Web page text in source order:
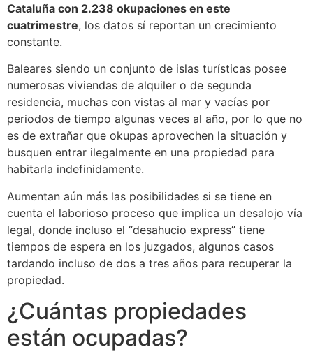
Cataluña con 2.238 okupaciones en este
cuatrimestre, los datos sí reportan un crecimiento
constante.
Baleares siendo un conjunto de islas turísticas posee
numerosas viviendas de alquiler o de segunda
residencia, muchas con vistas al mar y vacías por
periodos de tiempo algunas veces al año, por lo que no
es de extrañar que okupas aprovechen la situación y
busquen entrar ilegalmente en una propiedad para
habitarla indefinidamente.
Aumentan aún más las posibilidades si se tiene en
cuenta el laborioso proceso que implica un desalojo vía
legal, donde incluso el “desahucio express” tiene
tiempos de espera en los juzgados, algunos casos
tardando incluso de dos a tres años para recuperar la
propiedad.
¿Cuántas propiedades
están ocupadas?